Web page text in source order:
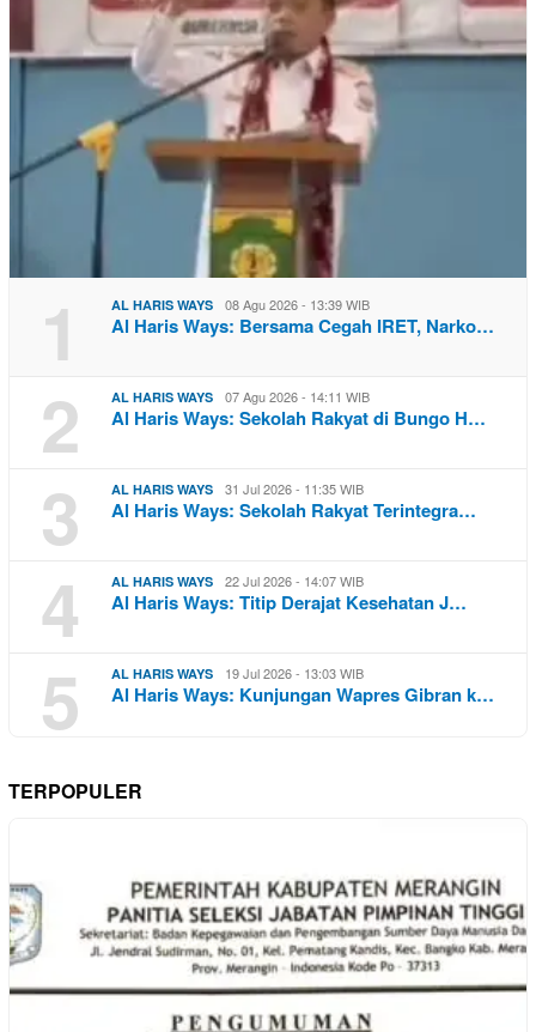
1 AL HARIS WAYS 08 Agu 2026 - 13:39 WIB
Al Haris Ways: Bersama Cegah IRET, Narko…
2 AL HARIS WAYS 07 Agu 2026 - 14:11 WIB
Al Haris Ways: Sekolah Rakyat di Bungo H…
3 AL HARIS WAYS 31 Jul 2026 - 11:35 WIB
Al Haris Ways: Sekolah Rakyat Terintegra…
4 AL HARIS WAYS 22 Jul 2026 - 14:07 WIB
Al Haris Ways: Titip Derajat Kesehatan J…
5 AL HARIS WAYS 19 Jul 2026 - 13:03 WIB
Al Haris Ways: Kunjungan Wapres Gibran k…
TERPOPULER